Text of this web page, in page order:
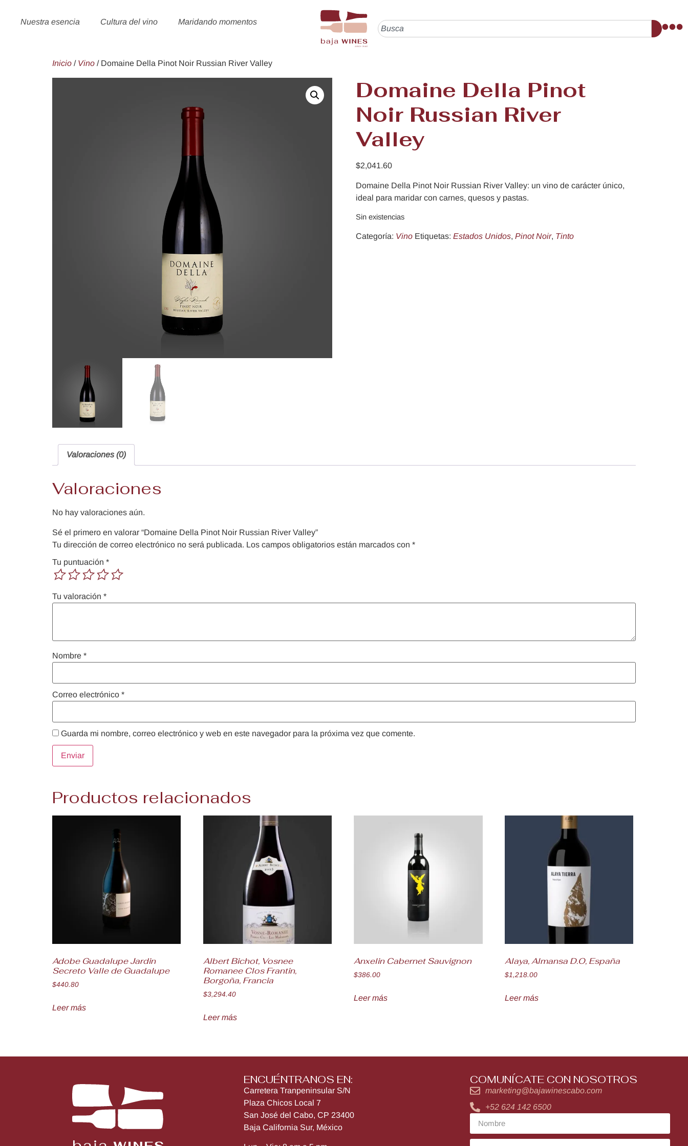
Nuestra esencia Cultura del vino Maridando momentos
Inicio / Vino / Domaine Della Pinot Noir Russian River Valley
Domaine Della Pinot
Noir Russian River
Valley
$2,041.60
Domaine Della Pinot Noir Russian River Valley: un vino de carácter único,
ideal para maridar con carnes, quesos y pastas.
Sin existencias
Categoría: Vino Etiquetas: Estados Unidos, Pinot Noir, Tinto
Valoraciones (0)
Valoraciones
No hay valoraciones aún.
Sé el primero en valorar “Domaine Della Pinot Noir Russian River Valley”
Tu dirección de correo electrónico no será publicada. Los campos obligatorios están marcados con *
Tu puntuación *
Tu valoración *
Nombre *
Correo electrónico *
Guarda mi nombre, correo electrónico y web en este navegador para la próxima vez que comente.
Productos relacionados
Adobe Guadalupe Jardin
Secreto Valle de Guadalupe
$440.80
Leer más
Albert Bichot, Vosnee
Romanee Clos Frantin,
Borgoña, Francia
$3,294.40
Leer más
Anxelin Cabernet Sauvignon
$386.00
Leer más
Alaya, Almansa D.O, España
$1,218.00
Leer más
ENCUÉNTRANOS EN:
Carretera Tranpeninsular S/N
Plaza Chicos Local 7
San José del Cabo, CP 23400
Baja California Sur, México
COMUNÍCATE CON NOSOTROS
marketing@bajawinescabo.com
+52 624 142 6500